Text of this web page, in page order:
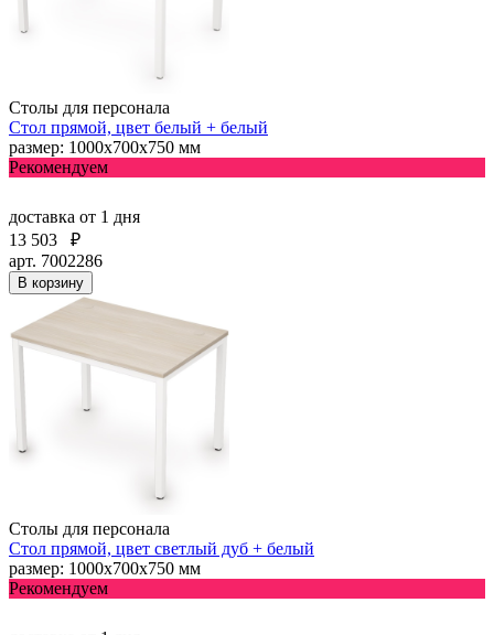
Столы для персонала
Стол прямой, цвет белый + белый
размер: 1000х700х750 мм
Рекомендуем
доставка от 1 дня
13 503
₽
арт. 7002286
В корзину
Столы для персонала
Стол прямой, цвет светлый дуб + белый
размер: 1000х700х750 мм
Рекомендуем